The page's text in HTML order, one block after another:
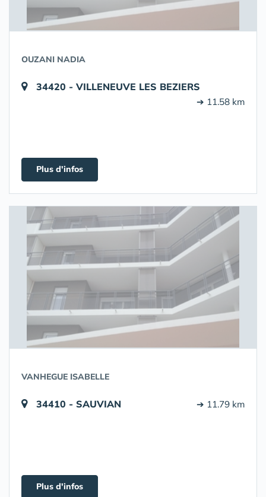
OUZANI NADIA
34420 - VILLENEUVE LES BEZIERS
➔ 11.58 km
Plus d'infos
VANHEGUE ISABELLE
34410 - SAUVIAN ➔ 11.79 km
Plus d'infos